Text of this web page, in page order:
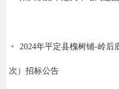
2024年平定县槐树铺-岭后
次）招标公告